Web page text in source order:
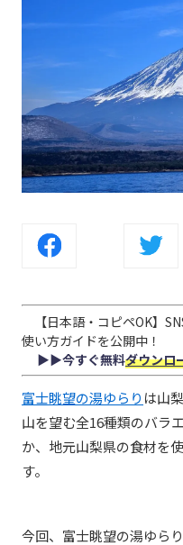
【日本語・コピペOK】
使い方ガイドを公開中！
▶︎▶︎今すぐ無料ダウンロ
富士眺望の湯ゆらり は山
山を望む全16種類のバラ
か、 地元山梨県の食材を
す。
今回、富士眺望の湯ゆらり